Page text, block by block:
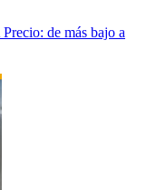
Precio: de más bajo a